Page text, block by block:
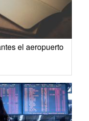
el aeropuerto